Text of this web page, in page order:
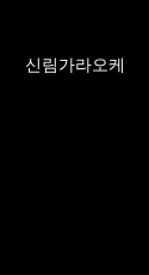
신림가라오케